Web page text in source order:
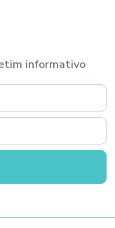
informativo